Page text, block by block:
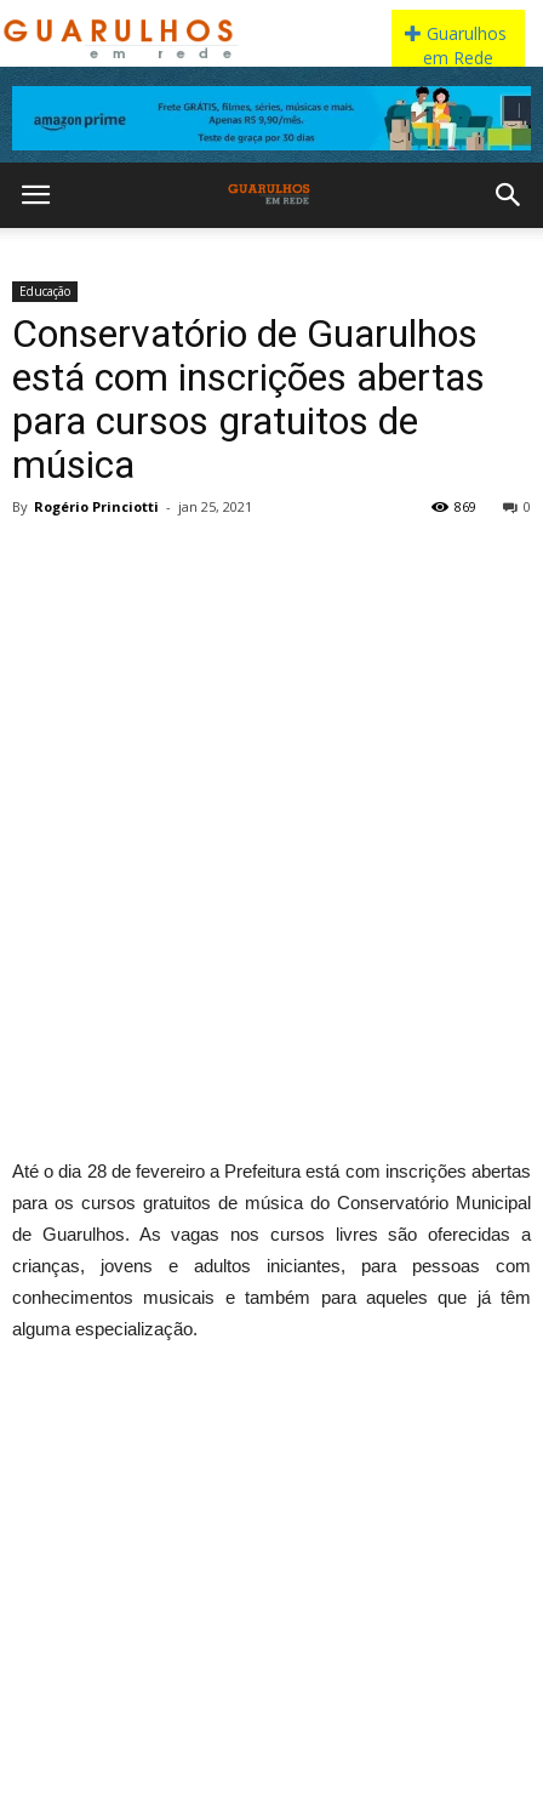
Educação
Conservatório de Guarulhos
está com inscrições abertas
para cursos gratuitos de
música
By Rogério Princiotti - jan 25, 2021 0
869
Até o dia 28 de fevereiro a Prefeitura está com inscrições abertas
para os cursos gratuitos de música do Conservatório Municipal
de Guarulhos. As vagas nos cursos livres são oferecidas a
crianças, jovens e adultos iniciantes, para pessoas com
conhecimentos musicais e também para aqueles que já têm
alguma especialização.